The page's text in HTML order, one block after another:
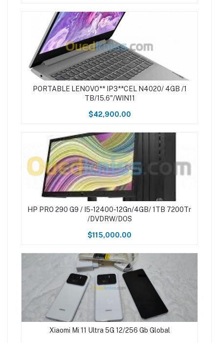
PORTABLE LENOVO** IP3**CEL N4020/ 4GB /1
TB/15.6"/WIN11
$42,900.00
HP PRO 290 G9 / I5-12400-12Gn/4GB/ 1TB 7200Tr
/DVDRW/DOS
$115,000.00
Xiaomi Mi 11 Ultra 5G 12/256 Gb Global